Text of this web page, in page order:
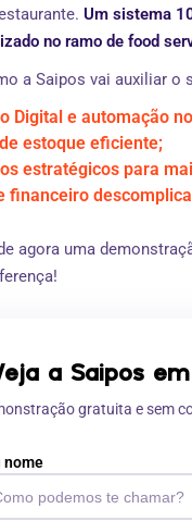
Um sistema
no ramo de food
a Saipos vai auxiliar o
Digital e automação
estoque eficiente;
estratégicos para
financeiro
agora uma
a Saipos
gratuita e sem
nome